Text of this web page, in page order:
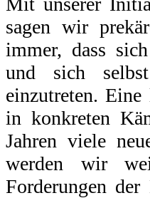
sagen wir
immer, dass
und sich
einzutreten.
in konkreten
Jahren viele
werden wir
Forderungen